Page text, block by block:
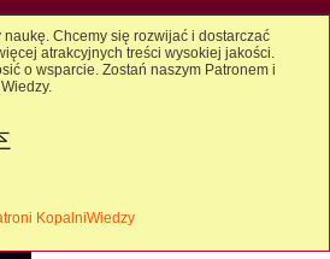
Chcemy się rozwijać i dostarczać
atrakcyjnych treści wysokiej jakości.
o wsparcie. Zostań naszym Patronem i
KopalniWiedzy